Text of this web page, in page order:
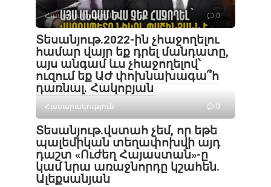
Հասարակություն 0
Տեսանյութ․2022-ին չհաջողելու
համար վայր եք դրել մանդատը,
այս անգամ ևս չհաջողելով՝
ուզում եք ԱԺ փոխնախագա՞հ
դառնալ. Հակոբյան
Հասարակություն 0
Տեսանյութ․վստահ չեմ, որ եթե
պալեմիկան տեղափոխվի այդ
դաշտ «Ուժեղ Հայաստան»-ը
կամ նրա առաջնորդը կշահեն․
Ալեքսանյան